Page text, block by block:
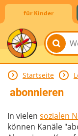
für Kinder
Lernen
Hobby
Spiel &
Startseite
abonnieren
In vielen sozialen
können Kanäle